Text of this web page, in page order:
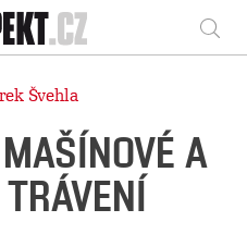
Švehla
A